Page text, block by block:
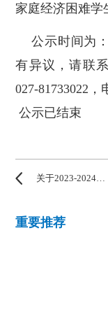
家庭经济困难学
公示时间为
有异议，请联
027-81733022，
公示已结束
关于2023-2024学年评选先进集体与先进个人名单的公示
重要推荐